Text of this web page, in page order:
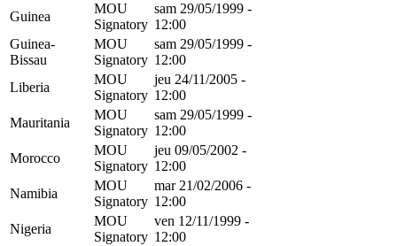
Guinea
MOU
Signatory
sam 29/05/1999 -
12:00
Guinea-
Bissau
MOU
Signatory
sam 29/05/1999 -
12:00
Liberia
MOU
Signatory
jeu 24/11/2005 -
12:00
Mauritania
MOU
Signatory
sam 29/05/1999 -
12:00
Morocco
MOU
Signatory
jeu 09/05/2002 -
12:00
Namibia
MOU
Signatory
mar 21/02/2006 -
12:00
Nigeria
MOU
Signatory
ven 12/11/1999 -
12:00